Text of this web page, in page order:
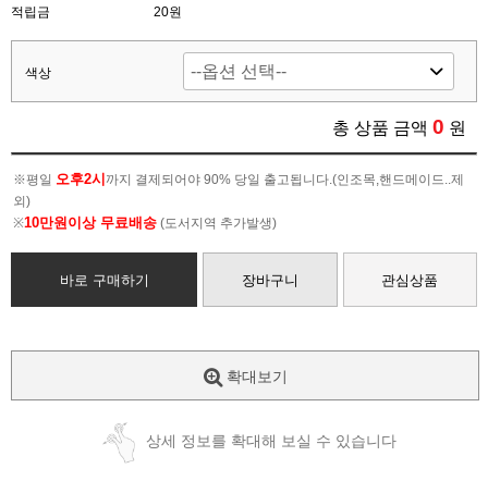
적립금 20원
색상
총 상품 금액 0 원
※평일 오후2시 까지 결제되어야 90% 당일 출고됩니다.(인조목,핸드메이드..제
외)
※10만원이상 무료배송 (도서지역 추가발생)
바로 구매하기 장바구니 관심상품
확대보기
상세 정보를 확대해 보실 수 있습니다